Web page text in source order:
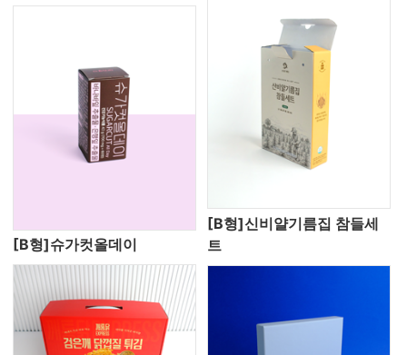
[B형]슈가컷올데이
[B형]신비얄기름집 참들세
트